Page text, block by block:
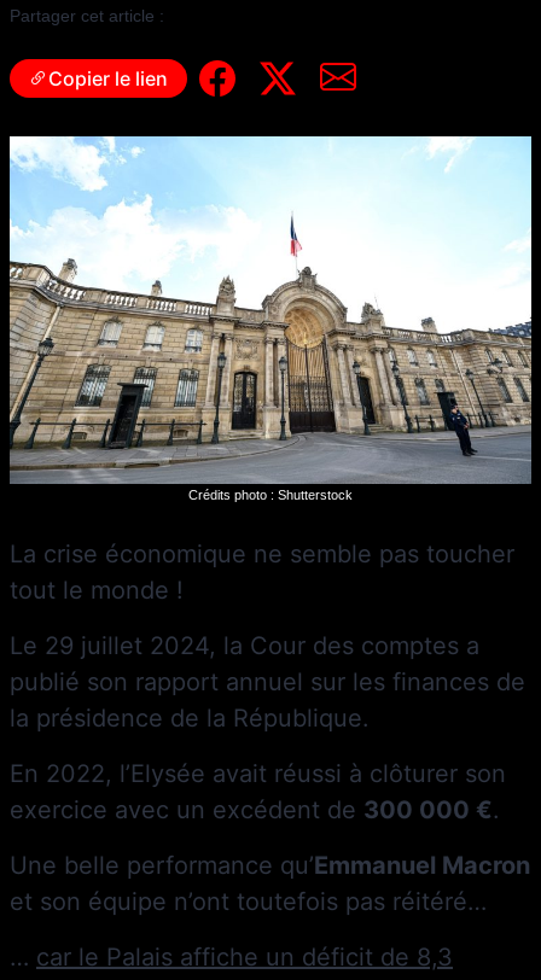
Partager cet article :
Copier le lien
Crédits photo : Shutterstock
La crise économique ne semble pas toucher
tout le monde !
Le 29 juillet 2024, la Cour des comptes a
publié son rapport annuel sur les finances de
la présidence de la République.
En 2022, l’Elysée avait réussi à clôturer son
exercice avec un excédent de 300 000 €.
Une belle performance qu’Emmanuel Macron
et son équipe n’ont toutefois pas réitéré…
… car le Palais affiche un déficit de 8,3